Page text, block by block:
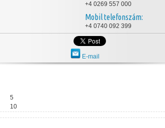
+4 0269 557 000
Mobil telefonszám:
+4 0740 092 399
E-mail
5
10